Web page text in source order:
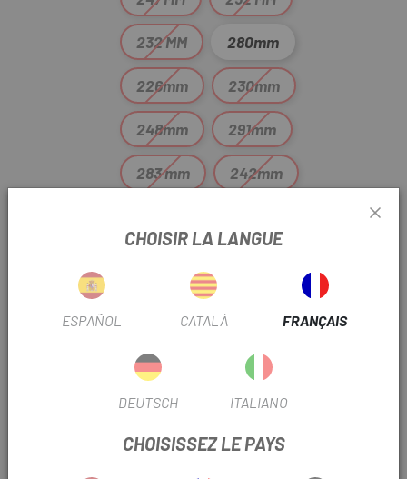
232 MM 280mm
226mm 230mm
248mm 291mm
283 mm 242mm
261mm 259mm
CHOISIR LA LANGUE
ESPAÑOL CATALÀ FRANÇAIS
DEUTSCH ITALIANO
CHOISISSEZ LE PAYS